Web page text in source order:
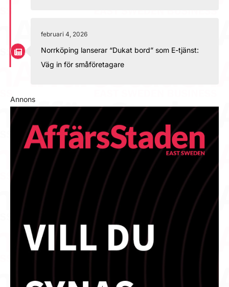
februari 4, 2026
Norrköping lanserar “Dukat bord” som E-tjänst:
Väg in för småföretagare
Annons